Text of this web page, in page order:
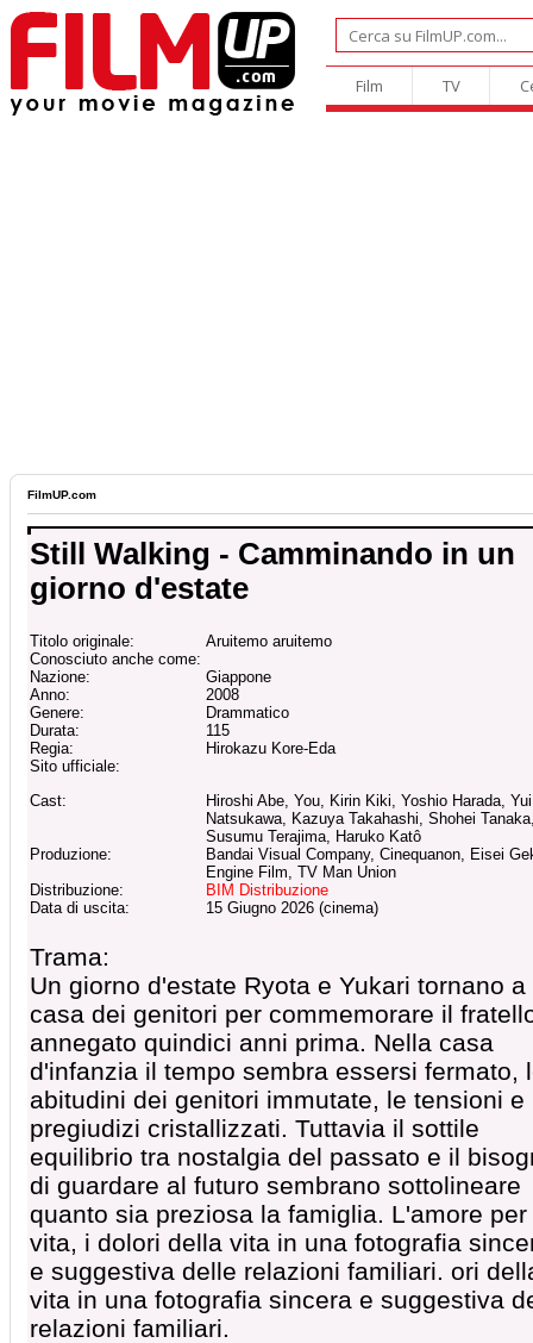
Film TV
FilmUP.com
Still Walking - Camminando in un
giorno d'estate
Titolo originale:
Aruitemo aruitemo
Conosciuto anche come:
Nazione:
Giappone
Anno:
2008
Genere:
Drammatico
Durata:
115
Regia:
Hirokazu Kore-Eda
Sito ufficiale:
Cast:
Hiroshi Abe, You, Kirin Kiki, Yoshio Harada, Yui
Natsukawa, Kazuya Takahashi, Shohei
Susumu Terajima, Haruko Katô
Produzione:
Bandai Visual Company, Cinequanon, Eisei
Engine Film, TV Man Union
Distribuzione:
BIM Distribuzione
Data di uscita:
15 Giugno 2026 (cinema)
Trama:
Un giorno d'estate Ryota e Yukari tornano a
casa dei genitori per commemorare il
annegato quindici anni prima. Nella casa
d'infanzia il tempo sembra essersi fermato,
abitudini dei genitori immutate, le tensioni e
pregiudizi cristallizzati. Tuttavia il sottile
equilibrio tra nostalgia del passato e il
di guardare al futuro sembrano sottolineare
quanto sia preziosa la famiglia. L'amore per
vita, i dolori della vita in una fotografia
e suggestiva delle relazioni familiari. ori
vita in una fotografia sincera e suggestiva
relazioni familiari.